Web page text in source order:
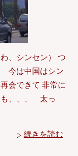
、シンセン） つ
今は中国はシン
会できて 非常に
も、、、 太っ
続きを読む